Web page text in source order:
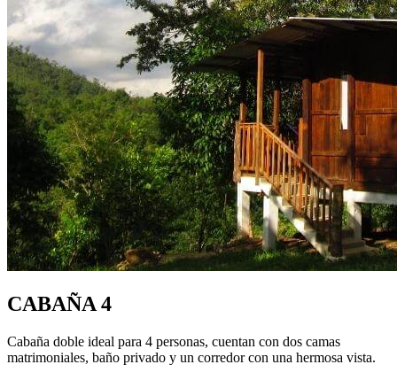
CABAÑA 4
Cabaña doble ideal para 4 personas, cuentan con dos camas
matrimoniales, baño privado y un corredor con una hermosa vista.